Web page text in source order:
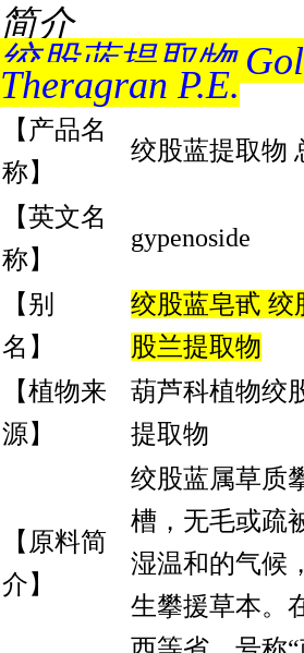
简介
绞股蓝提取物
Theragran P.E.
【产品名
称】
绞股蓝提取物
【英文名
称】
gypenoside
【别
名】
绞股蓝皂甙 绞
股兰提取物
【植物来
源】
葫芦科植物绞
提取物
【原料简
介】
绞股蓝属草质
槽，无毛或疏
湿温和的气候
生攀援草本。